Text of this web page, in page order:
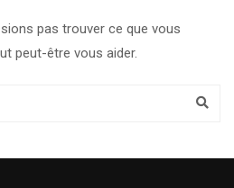
pas trouver ce que vous
peut-être vous aider.